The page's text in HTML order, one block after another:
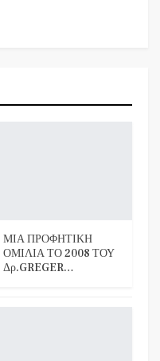
ΜΙΑ ΠΡΟΦΗΤΙΚΗ
ΟΜΙΛΙΑ ΤΟ 2008 ΤΟΥ
Δρ.GREGER…